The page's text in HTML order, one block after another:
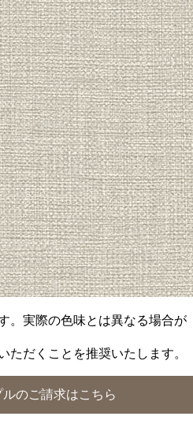
。実際の色味とは異なる場合が
ただくことを推奨いたします。
のご請求はこちら